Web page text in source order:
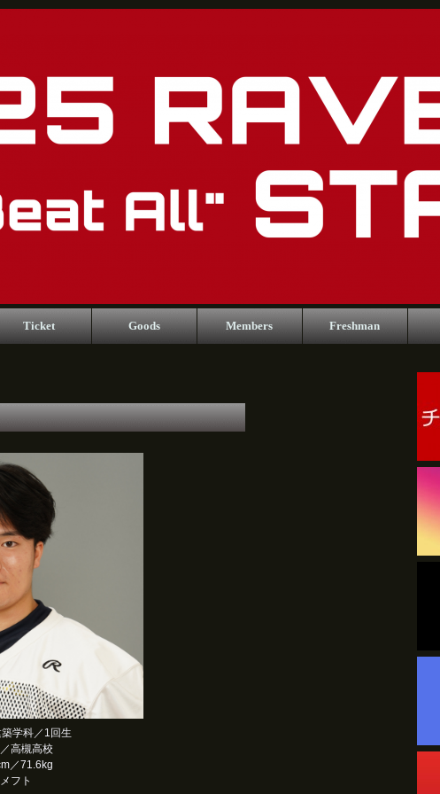
Ticket Goods Members Freshman
学科／1回生
高槻高校
／71.6kg
フト